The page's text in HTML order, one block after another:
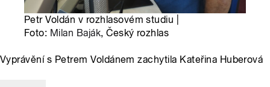
Petr Voldán v rozhlasovém studiu |
Foto: Milan Baják, Český rozhlas
Vyprávění s Petrem Voldánem zachytila Kateřina Huberová